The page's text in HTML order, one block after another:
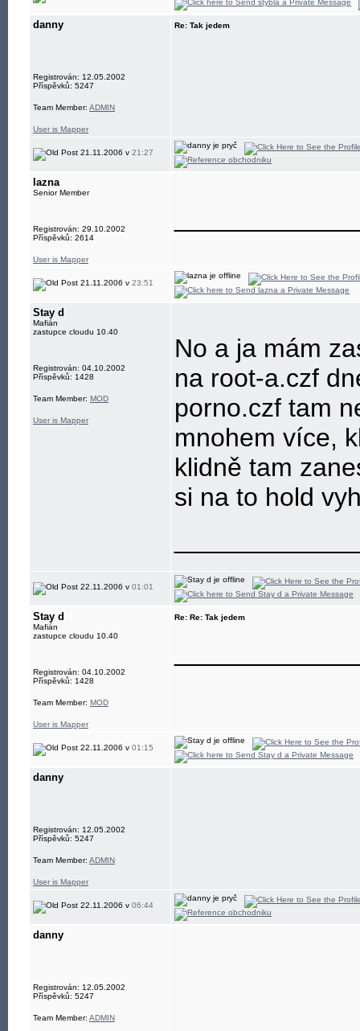
danny
Registrován: 12.05.2002
Příspěvků: 5247
Team Member: ADMIN
User is Mapper
Re: Tak jedem
21.11.2006 v 21:27
lazna
Senior Member
Registrován: 29.10.2002
Příspěvků: 2614
User is Mapper
21.11.2006 v 23:51
Stay d
Mafián
zastupce cloudu 10.40
Registrován: 04.10.2002
Příspěvků: 1428
Team Member: MOD
User is Mapper
No a ja mám
na root-a.czf
porno.czf tam
mnohem více,
klidně tam
si na to hold
22.11.2006 v 01:01
Stay d
Mafián
zastupce cloudu 10.40
Registrován: 04.10.2002
Příspěvků: 1428
Team Member: MOD
User is Mapper
Re: Re: Tak jedem
22.11.2006 v 01:15
danny
Registrován: 12.05.2002
Příspěvků: 5247
Team Member: ADMIN
User is Mapper
22.11.2006 v 06:44
danny
Registrován: 12.05.2002
Příspěvků: 5247
Team Member: ADMIN